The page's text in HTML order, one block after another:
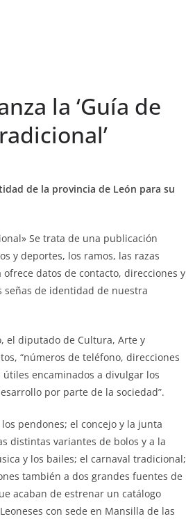
la ‘Guía de
de la provincia de León para su
Se trata de una publicación
y deportes, los ramos, las razas
datos de contacto, direcciones y
señas de identidad de nuestra
el diputado de Cultura, Arte y
“números de teléfono, direcciones
encaminados a divulgar los
por parte de la sociedad”.
pendones; el concejo y la junta
distintas variantes de bolos y a la
y los bailes; el carnaval tradicional;
también a dos grandes fuentes de
acaban de estrenar un catálogo
con sede en Mansilla de las